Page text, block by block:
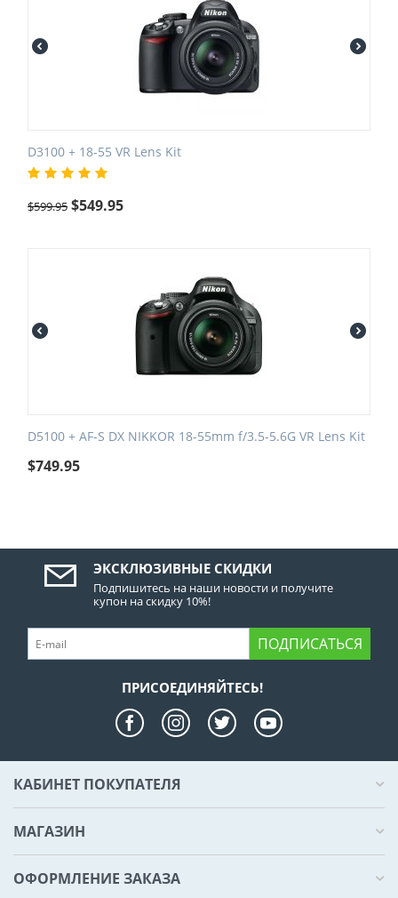
D3100 + 18-55 VR Lens Kit
$599.95 $549.95
D5100 + AF-S DX NIKKOR 18-55mm f/3.5-5.6G VR Lens Kit
$749.95
ЭКСКЛЮЗИВНЫЕ СКИДКИ
Подпишитесь на наши новости и получите
купон на скидку 10%!
ПОДПИСАТЬСЯ
ПРИСОЕДИНЯЙТЕСЬ!
КАБИНЕТ ПОКУПАТЕЛЯ
МАГАЗИН
ОФОРМЛЕНИЕ ЗАКАЗА